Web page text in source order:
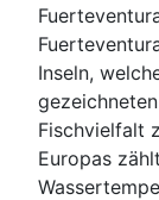
Inseln,
Fischvielfalt
Europas